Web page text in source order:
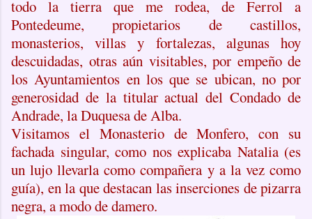
todo la tierra que me rodea, de Ferrol a
Pontedeume, propietarios de castillos,
monasterios, villas y fortalezas, algunas hoy
descuidadas, otras aún visitables, por empeño de
los Ayuntamientos en los que se ubican, no por
generosidad de la titular actual del Condado de
Andrade, la Duquesa de Alba.
Visitamos el Monasterio de Monfero, con su
fachada singular, como nos explicaba Natalia (es
un lujo llevarla como compañera y a la vez como
guía), en la que destacan las inserciones de pizarra
negra, a modo de damero.